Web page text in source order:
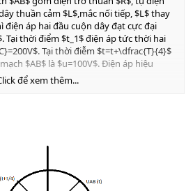
thuần cảm $L$,mắc nối tiếp, $L$ thay
điện áp hai đầu cuộn dây đạt cực đại
Tại thời điểm $t_1$ điện áp tức thời hai
Tại thời điễm $t=t+\dfrac{T}{4}$
$AB$ là $u=100V$. Điện áp hiệu
để xem thêm...